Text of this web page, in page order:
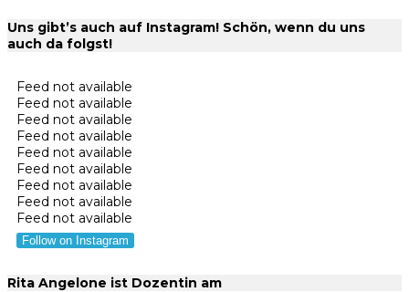
Uns gibt’s auch auf Instagram! Schön, wenn du uns
auch da folgst!
Feed not available
Feed not available
Feed not available
Feed not available
Feed not available
Feed not available
Feed not available
Feed not available
Feed not available
Follow on Instagram
Rita Angelone ist Dozentin am